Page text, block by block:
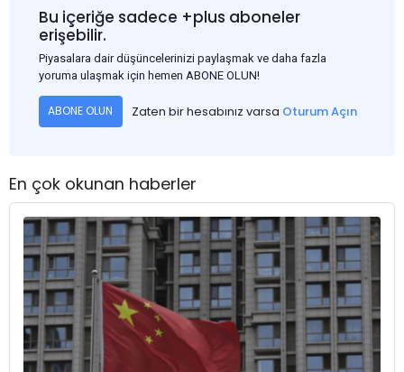
Bu içeriğe sadece +plus aboneler
erişebilir.
Piyasalara dair düşüncelerinizi paylaşmak ve daha fazla
yoruma ulaşmak için hemen ABONE OLUN!
ABONE OLUN Zaten bir hesabınız varsa Oturum Açın
En çok okunan haberler